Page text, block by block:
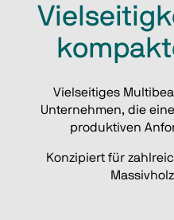
Vielseitiges
Unternehmen, die
produktiven
Konzipiert für